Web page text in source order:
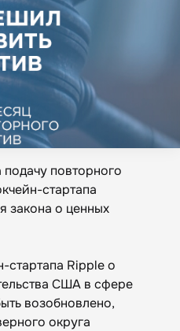
повторного
стартапа
закона о ценных
стартапа Ripple о
США в сфере
возобновлено,
округа